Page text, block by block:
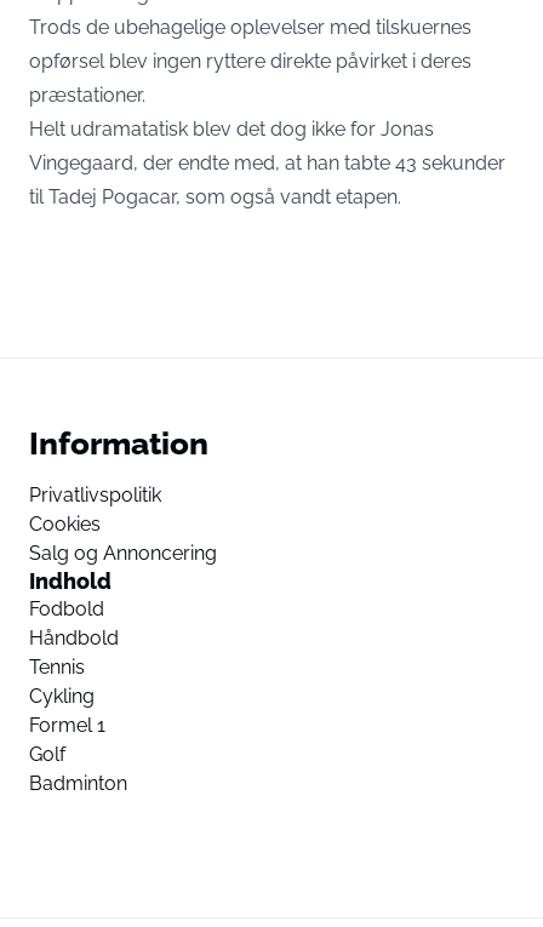
Trods de ubehagelige oplevelser med tilskuernes
opførsel blev ingen ryttere direkte påvirket i deres
præstationer.
Helt udramatatisk blev det dog ikke for Jonas
Vingegaard, der endte med, at han tabte 43 sekunder
til Tadej Pogacar, som også vandt etapen.
Information
Privatlivspolitik
Cookies
Salg og Annoncering
Indhold
Fodbold
Håndbold
Tennis
Cykling
Formel 1
Golf
Badminton